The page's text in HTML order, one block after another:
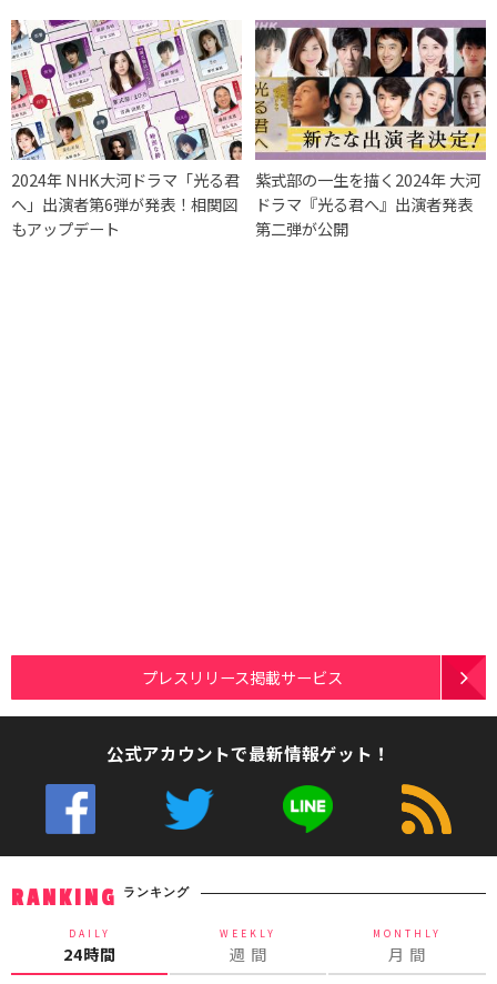
2024年 NHK大河ドラマ「光る君
へ」出演者第6弾が発表！相関図
もアップデート
紫式部の一生を描く2024年 大河
ドラマ『光る君へ』出演者発表
第二弾が公開
プレスリリース掲載サービス
公式アカウントで最新情報ゲット！
RANKING ランキング
DAILY
24時間
WEEKLY
週 間
MONTHLY
月 間